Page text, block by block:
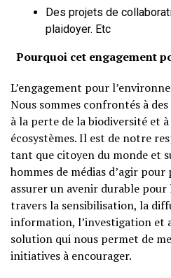
Des projets de
plaidoyer. Etc
Pourquoi cet engagement
L’engagement pour
Nous sommes confrontés à
à la perte de la biodiversité et
écosystèmes. Il est de notre
tant que citoyen du monde et
hommes de médias d’agir
assurer un avenir durable
travers la sensibilisation, la
information, l’investigation et
solution qui nous permet de
initiatives à encourager.